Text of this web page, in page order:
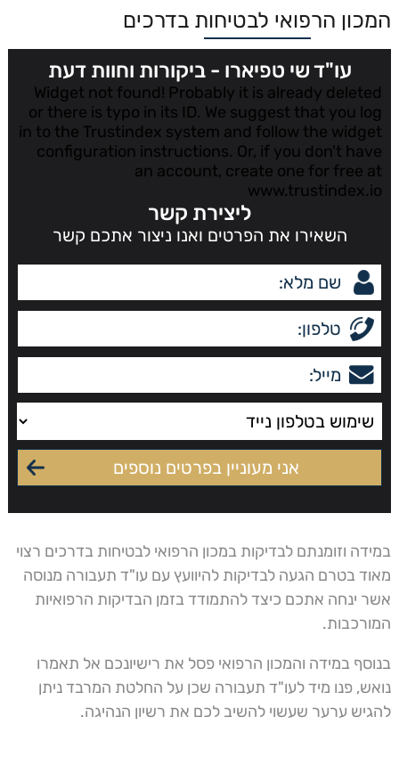
המכון הרפואי לבטיחות בדרכים
עו"ד שי טפיארו - ביקורות וחוות דעת
Widget not found! Probably it is already deleted
or there is typo in its ID. We suggest that you log
in to the Trustindex system and follow the widget
configuration instructions. Or, if you don't have
an account, create one for free at
www.trustindex.io
ליצירת קשר
השאירו את הפרטים ואנו ניצור אתכם קשר
במידה וזומנתם לבדיקות במכון הרפואי לבטיחות בדרכים רצוי
מאוד בטרם הגעה לבדיקות להיוועץ עם עו"ד תעבורה מנוסה
אשר ינחה אתכם כיצד להתמודד בזמן הבדיקות הרפואיות
המורכבות.
בנוסף במידה והמכון הרפואי פסל את רישיונכם אל תאמרו
נואש, פנו מיד לעו"ד תעבורה שכן על החלטת המרבד ניתן
להגיש ערער שעשוי להשיב לכם את רשיון הנהיגה.